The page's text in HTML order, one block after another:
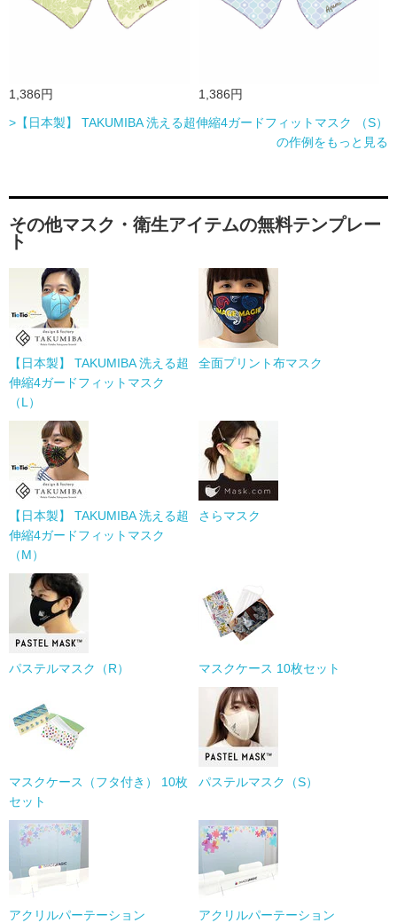
1,386円
1,386円
>【日本製】 TAKUMIBA 洗える超伸縮4ガードフィットマスク （S）
の作例をもっと見る
その他マスク・衛生アイテムの無料テンプレー
ト
【日本製】 TAKUMIBA 洗える超
伸縮4ガードフィットマスク
（L）
全面プリント布マスク
【日本製】 TAKUMIBA 洗える超
伸縮4ガードフィットマスク
（M）
さらマスク
パステルマスク（R） マスクケース 10枚セット
マスクケース（フタ付き） 10枚
セット
パステルマスク（S）
アクリルパーテーション
アクリルパーテーション